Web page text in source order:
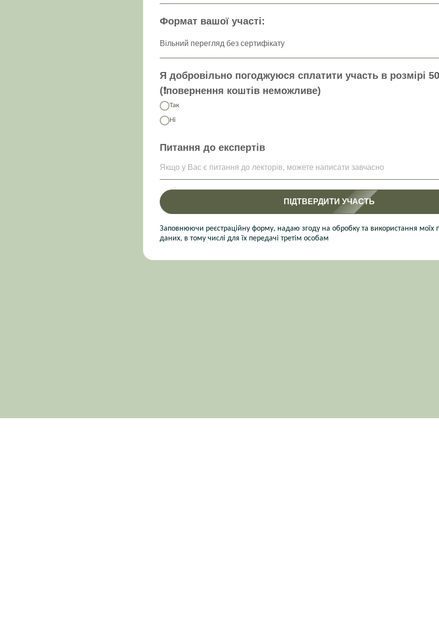
Формат вашої участі:
Я добровільно погоджуюся сплатити участь в розмірі
(❗️повернення коштів неможливе)
Так
Ні
Питання до експертів
Якщо у Вас є питання до лекторів, можете написати завчасно
ПІДТВЕРДИТИ УЧАСТЬ
Заповнюючи реєстраційну форму, надаю згоду на обробку та використання моїх
даних, в тому числі для їх передачі третім особам